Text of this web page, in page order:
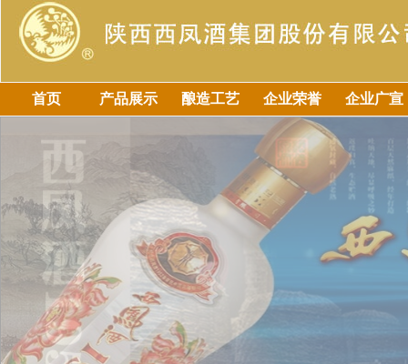
首页 产品展示 酿造工艺 企业荣誉 企业广宣